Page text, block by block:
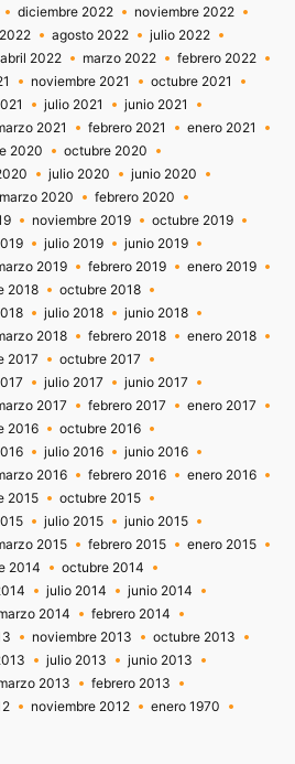
diciembre 2022
noviembre 2022
agosto 2022
julio 2022
abril 2022 marzo 2022
febrero 2022
noviembre 2021
octubre 2021
julio 2021
junio 2021
2021 febrero 2021
enero 2021
2020
octubre 2020
julio 2020
junio 2020
marzo 2020
febrero 2020
noviembre 2019
octubre 2019
julio 2019
junio 2019
2019 febrero 2019
enero 2019
2018
octubre 2018
julio 2018
junio 2018
2018 febrero 2018
enero 2018
2017
octubre 2017
julio 2017
junio 2017
2017 febrero 2017
enero 2017
2016
octubre 2016
julio 2016
junio 2016
2016 febrero 2016
enero 2016
2015
octubre 2015
julio 2015
junio 2015
2015 febrero 2015
enero 2015
2014
octubre 2014
julio 2014
junio 2014
2014
febrero 2014
noviembre 2013
octubre 2013
julio 2013
junio 2013
2013
febrero 2013
noviembre 2012
enero 1970